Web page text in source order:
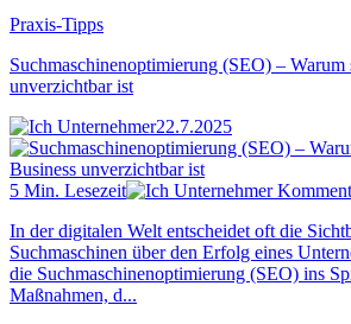
Praxis-Tipps
Suchmaschinenoptimierung (SEO) –
unverzichtbar ist
22.7.2025
5 Min. Lesezeit
In der digitalen Welt entscheidet oft die
Suchmaschinen über den Erfolg eines
die Suchmaschinenoptimierung (SEO) ins
Maßnahmen, d...